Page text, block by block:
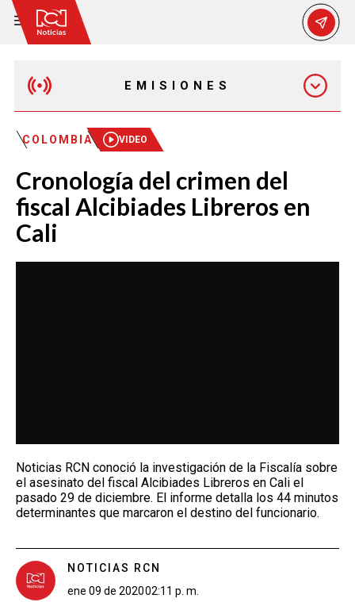
EMISIONES
MAÑANA EXPRESS
EMISIÓN 12:30 PM
COLOMBIA VIDEO
Cronología del crimen del
fiscal Alcibiades Libreros en
Cali
Noticias RCN conoció la investigación de la Fiscalía sobre
el asesinato del fiscal Alcibiades Libreros en Cali el
pasado 29 de diciembre. El informe detalla los 44 minutos
determinantes que marcaron el destino del funcionario.
NOTICIAS RCN
ene 09 de 202002:11 p. m.